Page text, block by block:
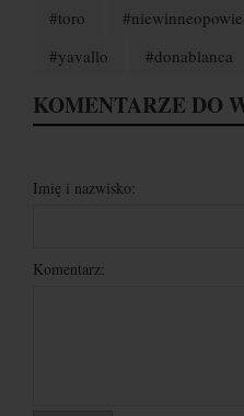
#toro
#yavallo
#donablanca
KOMENTARZE DO
Imię i nazwisko:
Komentarz: